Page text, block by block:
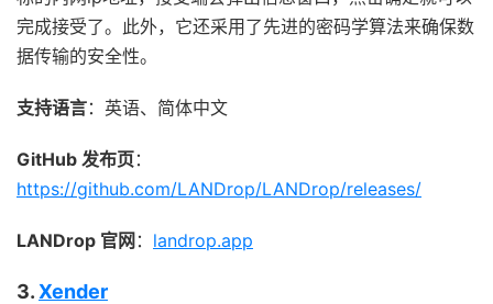
完成接受了。此外，它还采用了先进的密码学算法来确保数
据传输的安全性。
支持语言：英语、简体中文
GitHub 发布页：
https://github.com/LANDrop/LANDrop/releases/
LANDrop 官网 ： landrop.app
3.Xender